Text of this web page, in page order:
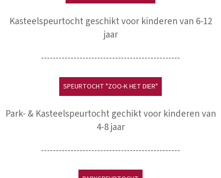
Kasteelspeurtocht geschikt voor kinderen van 6-12
jaar
-----------------------------------------------
SPEURTOCHT "ZOO-K HET DIER"
Park- & Kasteelspeurtocht gechikt voor kinderen van
4-8 jaar
-----------------------------------------------